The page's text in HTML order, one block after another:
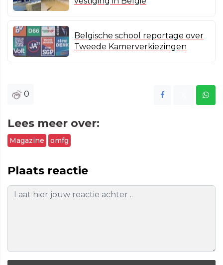
Belgische school reportage over
Tweede Kamerverkiezingen
0
Lees meer over:
Magazine omfg
Plaats reactie